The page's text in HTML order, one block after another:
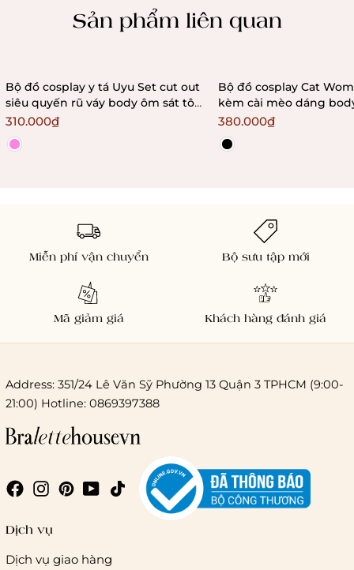
Chi phí giao hàng
Giao hàng trong ngày (hoả tốc)
Sản phẩm liên quan
Bộ đồ cosplay y tá Uyu Set cut out
siêu quyến rũ váy body ôm sát tôn
dáng kèm phụ kiện
Bralettehousevn
310.000₫
Bộ đồ cosplay Cat
kèm cài mèo dáng
out gợi cảm
380.000₫
Miễn phí vận chuyển Bộ sưu tập mới
Mã giảm giá Khách hàng đánh giá
Address: 351/24 Lê Văn Sỹ Phường 13 Quận 3 TPHCM (9:00-
21:00) Hotline: 0869397388
Dịch vụ
Dịch vụ giao hàng